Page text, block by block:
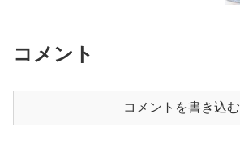
コメント
コメントを書き込む